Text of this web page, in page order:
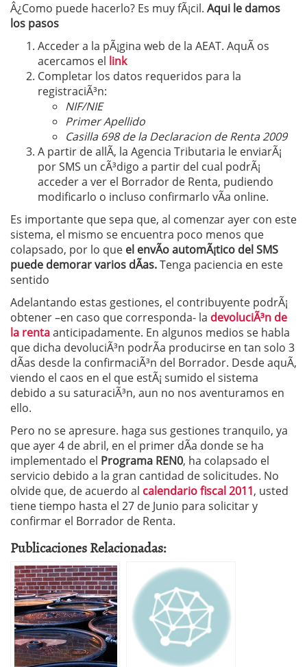
Â¿Como puede hacerlo? Es muy fÃ¡cil. Aqui le damos
los pasos
Acceder a la pÃ¡gina web de la AEAT. AquÃ­ os
acercamos el link
Completar los datos requeridos para la
registraciÃ³n:
NIF/NIE
Primer Apellido
Casilla 698 de la Declaracion de Renta 2009
A partir de allÃ­, la Agencia Tributaria le enviarÃ¡
por SMS un cÃ³digo a partir del cual podrÃ¡
acceder a ver el Borrador de Renta, pudiendo
modificarlo o incluso confirmarlo vÃ­a online.
Es importante que sepa que, al comenzar ayer con este
sistema, el mismo se encuentra poco menos que
colapsado, por lo que el envÃ­o automÃ¡tico del SMS
puede demorar varios dÃ­as.Tenga paciencia en este
sentido
Adelantando estas gestiones, el contribuyente podrÃ¡
obtener –en caso que corresponda- la devoluciÃ³n de
la rentaanticipadamente. En algunos medios se habla
que dicha devoluciÃ³n podrÃ­a producirse en tan solo 3
dÃ­as desde la confirmaciÃ³n del Borrador. Desde aquÃ­,
viendo el caos en el que estÃ¡ sumido el sistema
debido a su saturaciÃ³n, aun no nos aventuramos en
ello.
Pero no se apresure. haga sus gestiones tranquilo, ya
que ayer 4 de abril, en el primer dÃ­a donde se ha
implementado el Programa REN0, ha colapsado el
servicio debido a la gran cantidad de solicitudes. No
olvide que, de acuerdo al calendario fiscal 2011, usted
tiene tiempo hasta el 27 de Junio para solicitar y
confirmar el Borrador de Renta.
Publicaciones Relacionadas: